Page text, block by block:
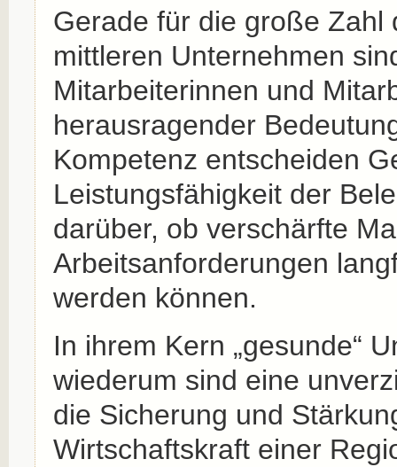
Gerade für die große Zahl
mittleren Unternehmen
Mitarbeiterinnen und
herausragender
Kompetenz entscheiden
Leistungsfähigkeit der
darüber, ob verschärfte
Arbeitsanforderungen
werden können.
In ihrem Kern „gesunde“
wiederum sind eine
die Sicherung und
Wirtschaftskraft einer